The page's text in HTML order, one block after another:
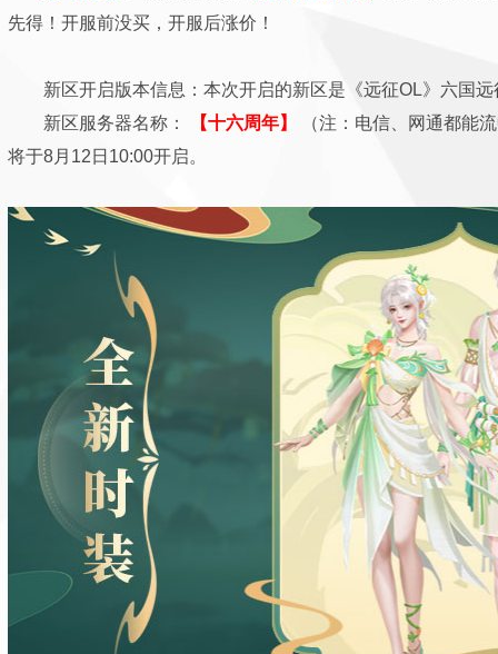
先得！开服前没买，开服后涨价！
新区开启版本信息：本次开启的新区是《远征OL》六国远
新区服务器名称：
【十六周年】
（注：电信、网通都能
将于8月12日10:00开启。